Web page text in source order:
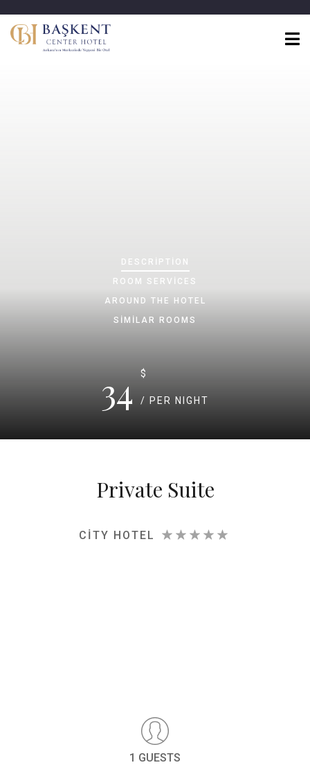
DESCRIPTION
ROOM SERVICES
AROUND THE HOTEL
SIMILAR ROOMS
34 $
/ PER NIGHT
Private Suite
CITY HOTEL
1 GUESTS